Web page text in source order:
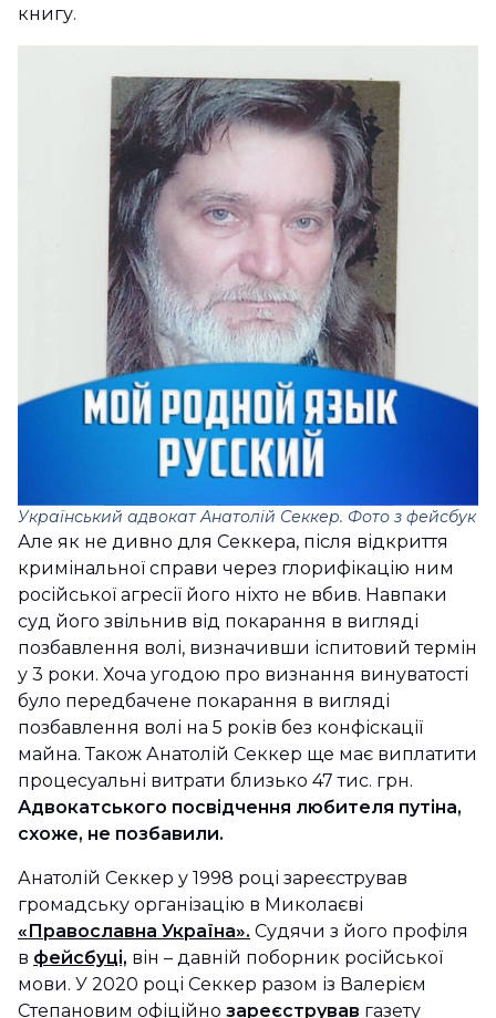
книгу.
Український адвокат Анатолій Секкер. Фото з фейсбук
Але як не дивно для Секкера, після відкриття
кримінальної справи через глорифікацію ним
російської агресії його ніхто не вбив. Навпаки
суд його звільнив від покарання в вигляді
позбавлення волі, визначивши іспитовий термін
у 3 роки. Хоча угодою про визнання винуватості
було передбачене покарання в вигляді
позбавлення волі на 5 років без конфіскації
майна. Також Анатолій Секкер ще має виплатити
процесуальні витрати близько 47 тис. грн.
Адвокатського посвідчення любителя путіна,
схоже, не позбавили.
Анатолій Секкер у 1998 році зареєстрував
громадську організацію в Миколаєві
«Православна Україна». Судячи з його профіля
в фейсбуці, він – давній поборник російської
мови. У 2020 році Секкер разом із Валерієм
Степановим офіційно зареєстрував газету